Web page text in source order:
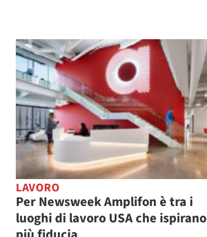
LAVORO
Per Newsweek Amplifon è tra i
luoghi di lavoro USA che ispirano